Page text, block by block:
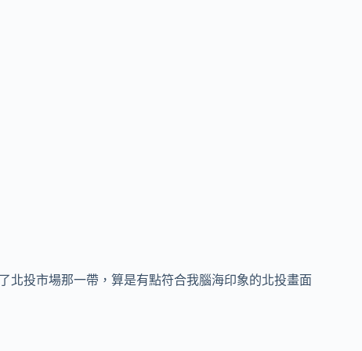
北投市場那一帶，算是有點符合我腦海印象的北投畫面